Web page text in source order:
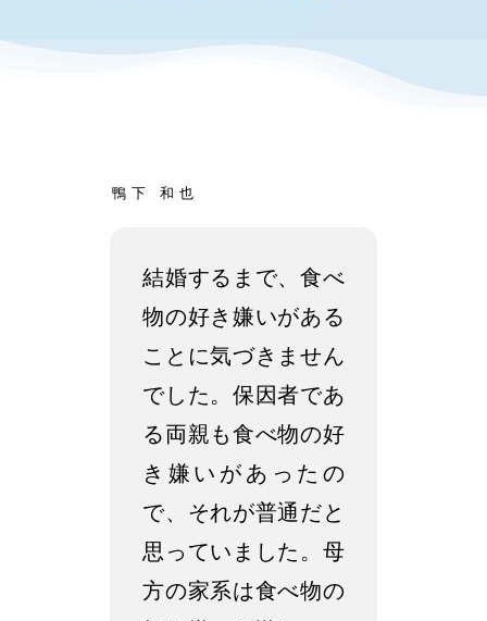
鴨下 和也
結婚するまで、食べ
物の好き嫌いがある
ことに気づきません
でした。保因者であ
る両親も食べ物の好
き嫌いがあったの
で、それが普通だと
思っていました。母
方の家系は食べ物の